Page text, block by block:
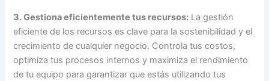
3. Gestiona eficientemente tus recursos: La gestión
eficiente de los recursos es clave para la sostenibilidad y el
crecimiento de cualquier negocio. Controla tus costos,
optimiza tus procesos internos y maximiza el rendimiento
de tu equipo para garantizar que estás utilizando tus